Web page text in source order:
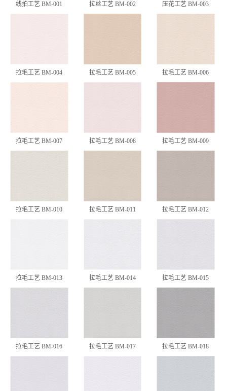
线拍工艺 BM-001 拉丝工艺 BM-002 压花工艺 BM-003
拉毛工艺 BM-004 拉毛工艺 BM-005 拉毛工艺 BM-006
拉毛工艺 BM-007 拉毛工艺 BM-008 拉毛工艺 BM-009
拉毛工艺 BM-010 拉毛工艺 BM-011 拉毛工艺 BM-012
拉毛工艺 BM-013 拉毛工艺 BM-014 拉毛工艺 BM-015
拉毛工艺 BM-016 拉毛工艺 BM-017 拉毛工艺 BM-018